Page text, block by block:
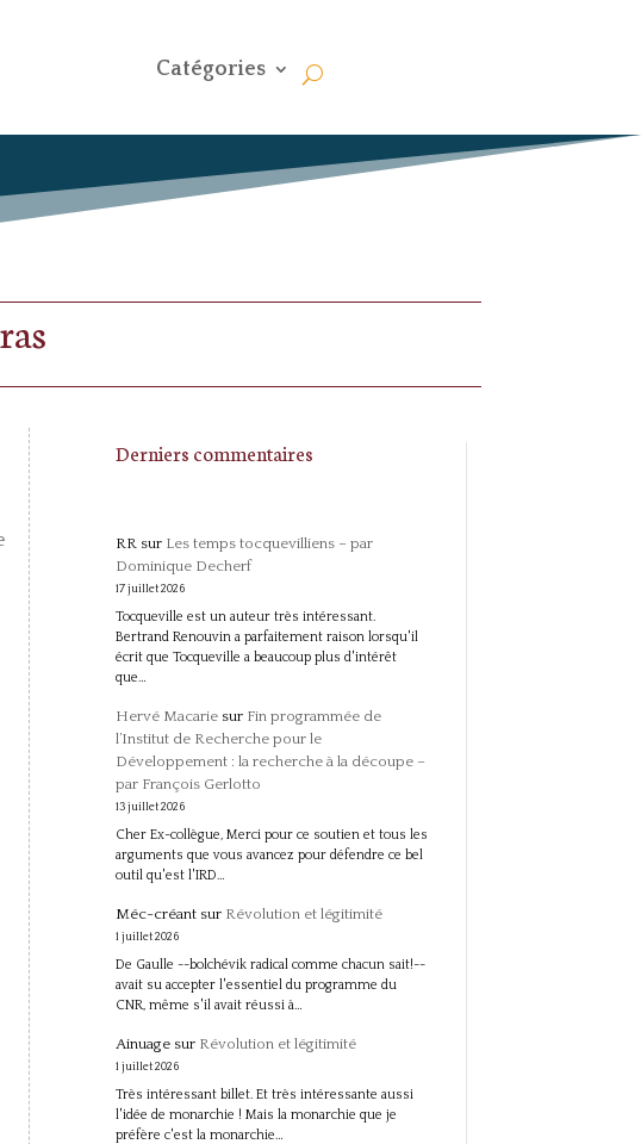
Catégories
Derniers commentaires
RRsur Les temps tocquevilliens – par
Dominique Decherf
17 juillet 2026
Tocqueville est un auteur très intéressant.
Bertrand Renouvin a parfaitement raison lorsqu'il
écrit que Tocqueville a beaucoup plus d'intérêt
que…
Hervé Macariesur Fin programmée de
l’Institut de Recherche pour le
Développement : la recherche à la découpe –
par François Gerlotto
13 juillet 2026
Cher Ex-collègue, Merci pour ce soutien et tous les
arguments que vous avancez pour défendre ce bel
outil qu'est l'IRD…
Méc-créantsur Révolution et légitimité
1 juillet 2026
De Gaulle --bolchévik radical comme chacun sait!--
avait su accepter l'essentiel du programme du
CNR, même s'il avait réussi à…
Ainuagesur Révolution et légitimité
1 juillet 2026
Très intéressant billet. Et très intéressante aussi
l'idée de monarchie ! Mais la monarchie que je
préfère c'est la monarchie…